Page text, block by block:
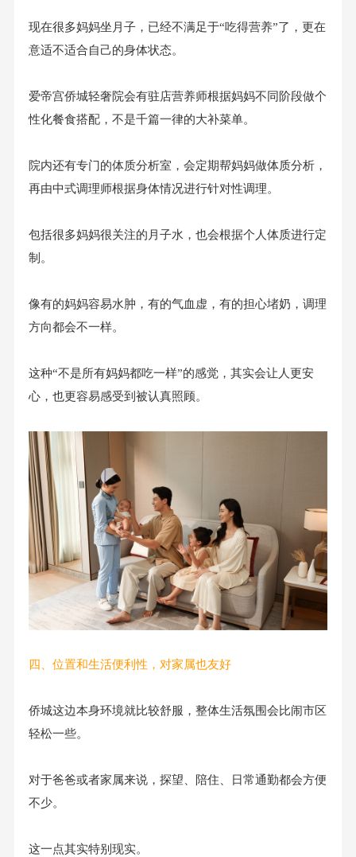
现在很多妈妈坐月子，已经不满足于“吃得营养”了，更在
意适不适合自己的身体状态。
爱帝宫侨城轻奢院会有驻店营养师根据妈妈不同阶段做个
性化餐食搭配，不是千篇一律的大补菜单。
院内还有专门的体质分析室，会定期帮妈妈做体质分析，
再由中式调理师根据身体情况进行针对性调理。
包括很多妈妈很关注的月子水，也会根据个人体质进行定
制。
像有的妈妈容易水肿，有的气血虚，有的担心堵奶，调理
方向都会不一样。
这种“不是所有妈妈都吃一样”的感觉，其实会让人更安
心，也更容易感受到被认真照顾。
四、位置和生活便利性，对家属也友好
侨城这边本身环境就比较舒服，整体生活氛围会比闹市区
轻松一些。
对于爸爸或者家属来说，探望、陪住、日常通勤都会方便
不少。
这一点其实特别现实。